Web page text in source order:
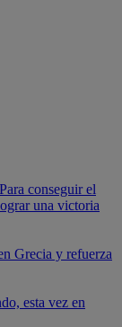
conseguir el
una victoria
Grecia y refuerza
esta vez en